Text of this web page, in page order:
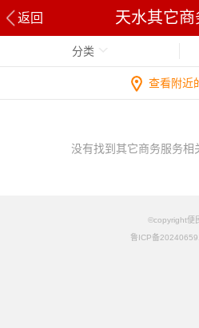
返回 天水其它商
分类
查看附近
没有找到其它商务服务相
©copyright便
鲁ICP备